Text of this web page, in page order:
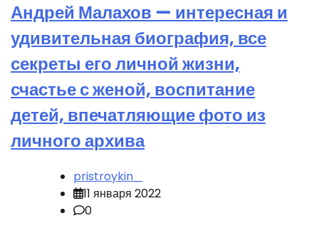
Андрей Малахов — интересная и
удивительная биография, все
секреты его личной жизни,
счастье с женой, воспитание
детей, впечатляющие фото из
личного архива
pristroykin_
11 января 2022
0